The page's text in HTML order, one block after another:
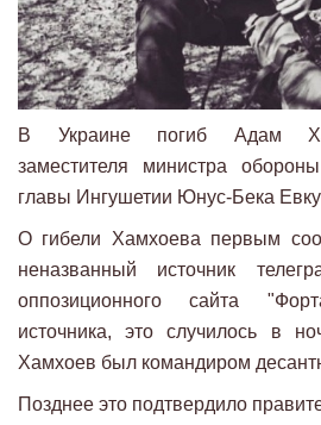
В Украине погиб Адам
заместителя министра
главы Ингушетии Юнус-Бека
О гибели Хамхоева первым
неназванный источник
оппозиционного сайта
источника, это случилось в
Хамхоев был командиром
Позднее это подтвердило